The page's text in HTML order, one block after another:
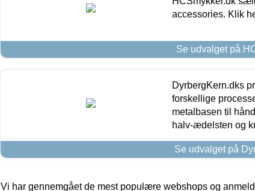
accessories. Klik
Se udvalget på
DyrbergKern.dks
forskellige
metalbasen til
halv-ædelsten og
Se udvalget på
Vi har gennemgået de mest populære webshops og